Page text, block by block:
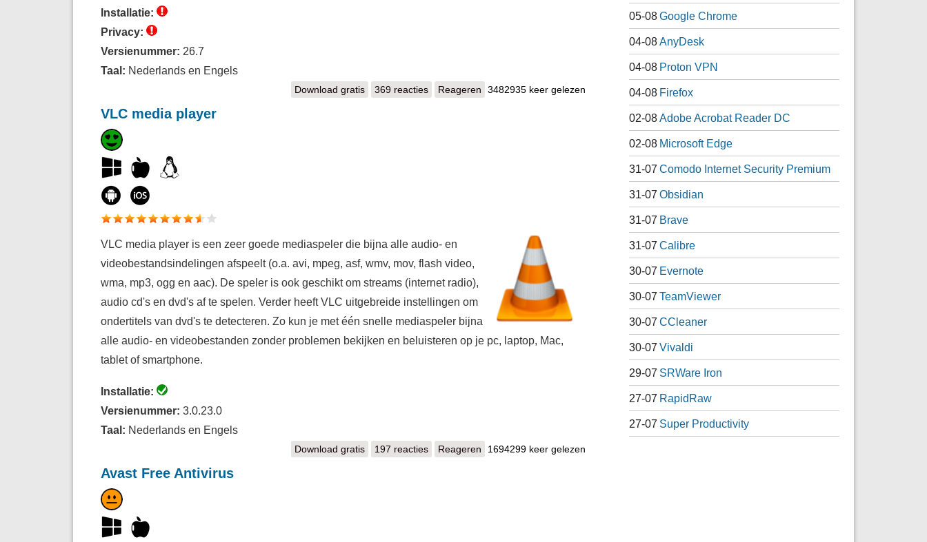
Installatie:
Privacy:
Versienummer: 26.7
Taal: Nederlands en Engels
Download gratisAVG Anti-Virus Free
369 reacties Reageren 3482935 keer gelezen
VLC media player
VLC media player is een zeer goede mediaspeler die bijna alle audio- en
videobestandsindelingen afspeelt (o.a. avi, mpeg, asf, wmv, mov, flash video,
wma, mp3, ogg en aac). De speler is ook geschikt om streams (internet radio),
audio cd's en dvd's af te spelen. Verder heeft VLC uitgebreide instellingen om
ondertitels van dvd's te detecteren. Zo kun je met één snelle mediaspeler bijna
alle audio- en videobestanden zonder problemen bekijken en beluisteren op je pc, laptop, Mac,
tablet of smartphone.
Installatie:
Versienummer: 3.0.23.0
Taal: Nederlands en Engels
Download gratisVLC media player
197 reacties Reageren 1694299 keer gelezen
Avast Free Antivirus
05-08Google Chrome
04-08AnyDesk
04-08 Proton VPN
04-08 Firefox
02-08Adobe Acrobat Reader DC
02-08 Microsoft Edge
31-07 Comodo Internet Security Premium
31-07 Obsidian
31-07 Brave
31-07 Calibre
30-07 Evernote
30-07 TeamViewer
30-07 CCleaner
30-07 Vivaldi
29-07 SRWare Iron
27-07 RapidRaw
27-07 Super Productivity